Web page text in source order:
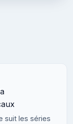
suit les séries